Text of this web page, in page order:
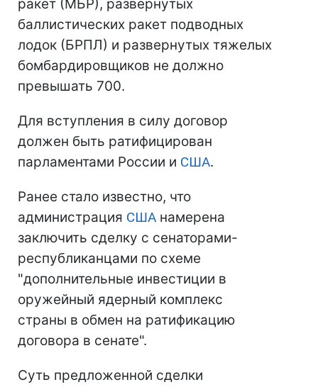
ракет (МБР), развернутых
баллистических ракет подводных
лодок (БРПЛ) и развернутых тяжелых
бомбардировщиков не должно
превышать 700.
Для вступления в силу договор
должен быть ратифицирован
парламентами России и США.
Ранее стало известно, что
администрация США намерена
заключить сделку с сенаторами-
республиканцами по схеме
"дополнительные инвестиции в
оружейный ядерный комплекс
страны в обмен на ратификацию
договора в сенате".
Суть предложенной сделки